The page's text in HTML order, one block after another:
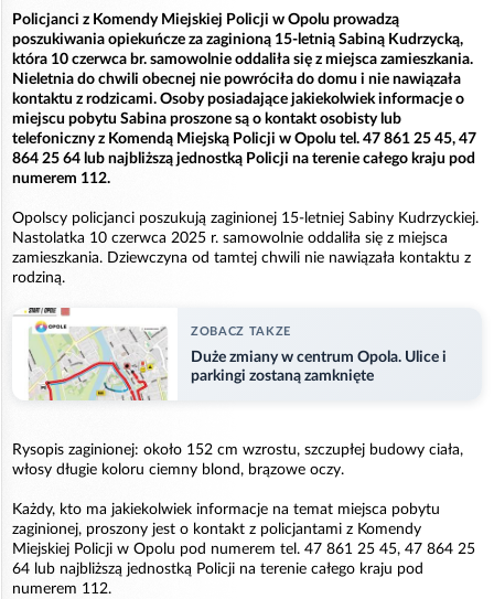
Policjanci z Komendy Miejskiej Policji w Opolu prowadzą
poszukiwania opiekuńcze za zaginioną 15-letnią Sabiną Kudrzycką,
która 10 czerwca br. samowolnie oddaliła się z miejsca zamieszkania.
Nieletnia do chwili obecnej nie powróciła do domu i nie nawiązała
kontaktu z rodzicami. Osoby posiadające jakiekolwiek informacje o
miejscu pobytu Sabina proszone są o kontakt osobisty lub
telefoniczny z Komendą Miejską Policji w Opolu tel. 47 861 25 45, 47
864 25 64 lub najbliższą jednostką Policji na terenie całego kraju pod
numerem 112.
Opolscy policjanci poszukują zaginionej 15-letniej Sabiny Kudrzyckiej.
Nastolatka 10 czerwca 2025 r. samowolnie oddaliła się z miejsca
zamieszkania. Dziewczyna od tamtej chwili nie nawiązała kontaktu z
rodziną.
ZOBACZ TAKZE
Duże zmiany w centrum Opola. Ulice i
parkingi zostaną zamknięte
Rysopis zaginionej: około 152 cm wzrostu, szczupłej budowy ciała,
włosy długie koloru ciemny blond, brązowe oczy.
Każdy, kto ma jakiekolwiek informacje na temat miejsca pobytu
zaginionej, proszony jest o kontakt z policjantami z Komendy
Miejskiej Policji w Opolu pod numerem tel. 47 861 25 45, 47 864 25
64 lub najbliższą jednostką Policji na terenie całego kraju pod
numerem 112.